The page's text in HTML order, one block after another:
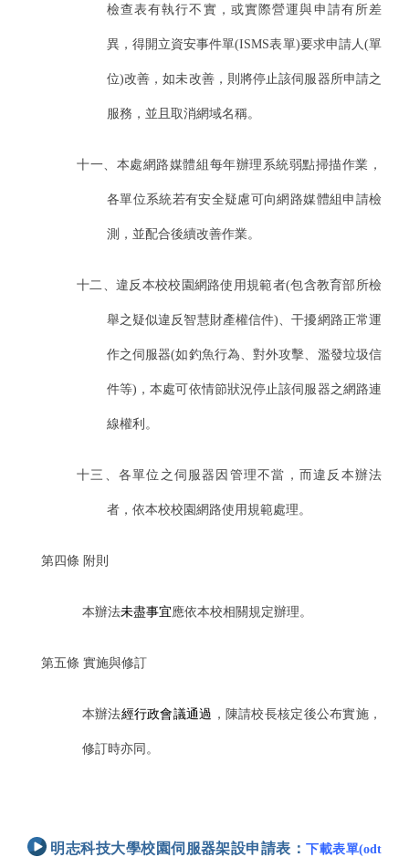
檢查表有執行不實，或實際營運與申請有所差
異，得開立資安事件單(ISMS表單)要求申請人(單
位)改善，如未改善，則將停止該伺服器所申請之
服務，並且取消網域名稱。
十一、本處網路媒體組每年辦理系統弱點掃描作業，
各單位系統若有安全疑慮可向網路媒體組申請檢
測，並配合後續改善作業。
十二、違反本校校園網路使用規範者(包含教育部所檢
舉之疑似違反智慧財產權信件)、干擾網路正常運
作之伺服器(如釣魚行為、對外攻擊、濫發垃圾信
件等)，本處可依情節狀況停止該伺服器之網路連
線權利。
十三、各單位之伺服器因管理不當，而違反本辦法
者，依本校校園網路使用規範處理。
第四條 附則
本辦法未盡事宜 應依本校相關規定辦理。
第五條 實施與修訂
本辦法經行政會議通過 ，陳請校長核定後公布實施，
修訂時亦同。
明志科技大學校園伺服器架設申請表：下載表單(odt